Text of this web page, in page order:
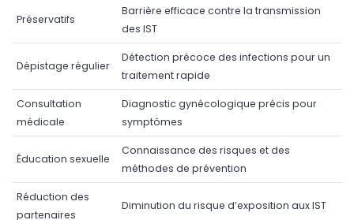
Préservatifs
Barrière efficace contre la transmission
des IST
Dépistage régulier
Détection précoce des infections pour un
traitement rapide
Consultation
médicale
Diagnostic gynécologique précis pour
symptômes
Éducation sexuelle
Connaissance des risques et des
méthodes de prévention
Réduction des
partenaires
Diminution du risque d’exposition aux IST